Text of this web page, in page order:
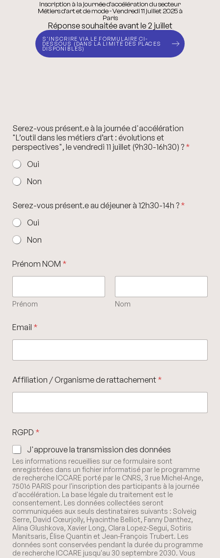
Inscription à la journée d'accélération du secteur
Métiers d'art et de mode - Vendredi 11 juillet 2025 à
Paris
Réponse souhaitée avant le 2 juillet
S'INSCRIRE VIA LE FORMULAIRE CI-
DESSOUS (DANS LA LIMITE DES PLACES
DISPONIBLES)
Serez-vous présent.e à la journée d'accélération
"L’outil dans les métiers d’art : évolutions et
perspectives", le vendredi 11 juillet (9h30-16h30) ? *
Oui
Non
1
a
a
u
Serez-vous présent.e au déjeuner à 12h30-14h ? *
Oui
Non
Prénom NOM *
Prénom Nom
Email *
Affiliation / Organisme de rattachement *
RGPD *
J'approuve la transmission des données
Les informations recueillies sur ce formulaire sont
enregistrées dans un fichier informatisé par le programme
de recherche ICCARE porté par le CNRS, 3 rue Michel-Ange,
75016 PARIS pour l'inscription des participants à la journée
d'accélération. La base légale du traitement est le
consentement. Les données collectées seront
communiquées aux seuls destinataires suivants : Solveig
Serre, David Cœurjolly, Hyacinthe Belliot, Fanny Danthez,
Alina Glushkova, Xavier Long, Clara Lopez-Segui, Sotiris
Manitsaris, Élise Quantin et Jean-François Trubert. Les
données sont conservées pendant la durée du programme
de recherche ICCARE jusqu'au 30 septembre 2030. Vous